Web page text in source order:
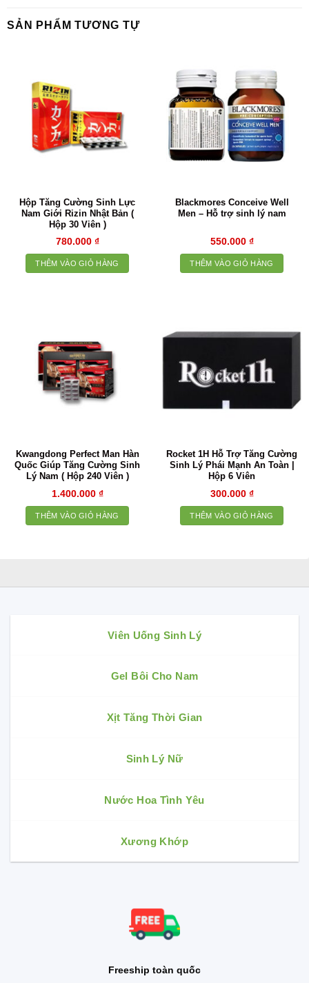
SẢN PHẨM TƯƠNG TỰ
Hộp Tăng Cường Sinh Lực
Nam Giới Rizin Nhật Bản (
Hộp 30 Viên )
780.000 ₫
THÊM VÀO GIỎ HÀNG
Blackmores Conceive Well
Men – Hỗ trợ sinh lý nam
550.000 ₫
THÊM VÀO GIỎ HÀNG
Kwangdong Perfect Man Hàn
Quốc Giúp Tăng Cường Sinh
Lý Nam ( Hộp 240 Viên )
1.400.000 ₫
THÊM VÀO GIỎ HÀNG
Rocket 1H Hỗ Trợ Tăng Cường
Sinh Lý Phái Mạnh An Toàn |
Hộp 6 Viên
300.000 ₫
THÊM VÀO GIỎ HÀNG
Viên Uống Sinh Lý
Gel Bôi Cho Nam
Xịt Tăng Thời Gian
Sinh Lý Nữ
Nước Hoa Tình Yêu
Xương Khớp
Freeship toàn quốc